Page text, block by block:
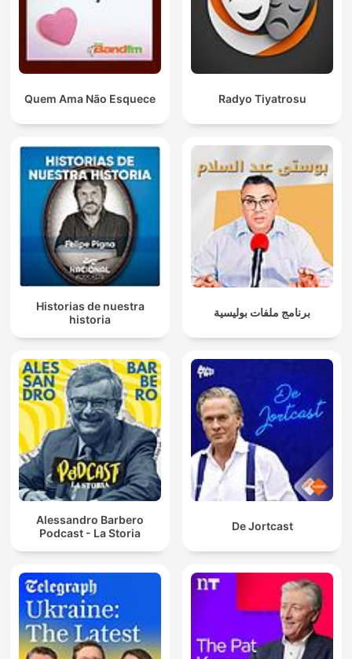
Quem Ama Não Esquece Radyo Tiyatrosu
Historias de nuestra
historia
برنامج ملفات بوليسية
Alessandro Barbero
Podcast - La Storia
De Jortcast